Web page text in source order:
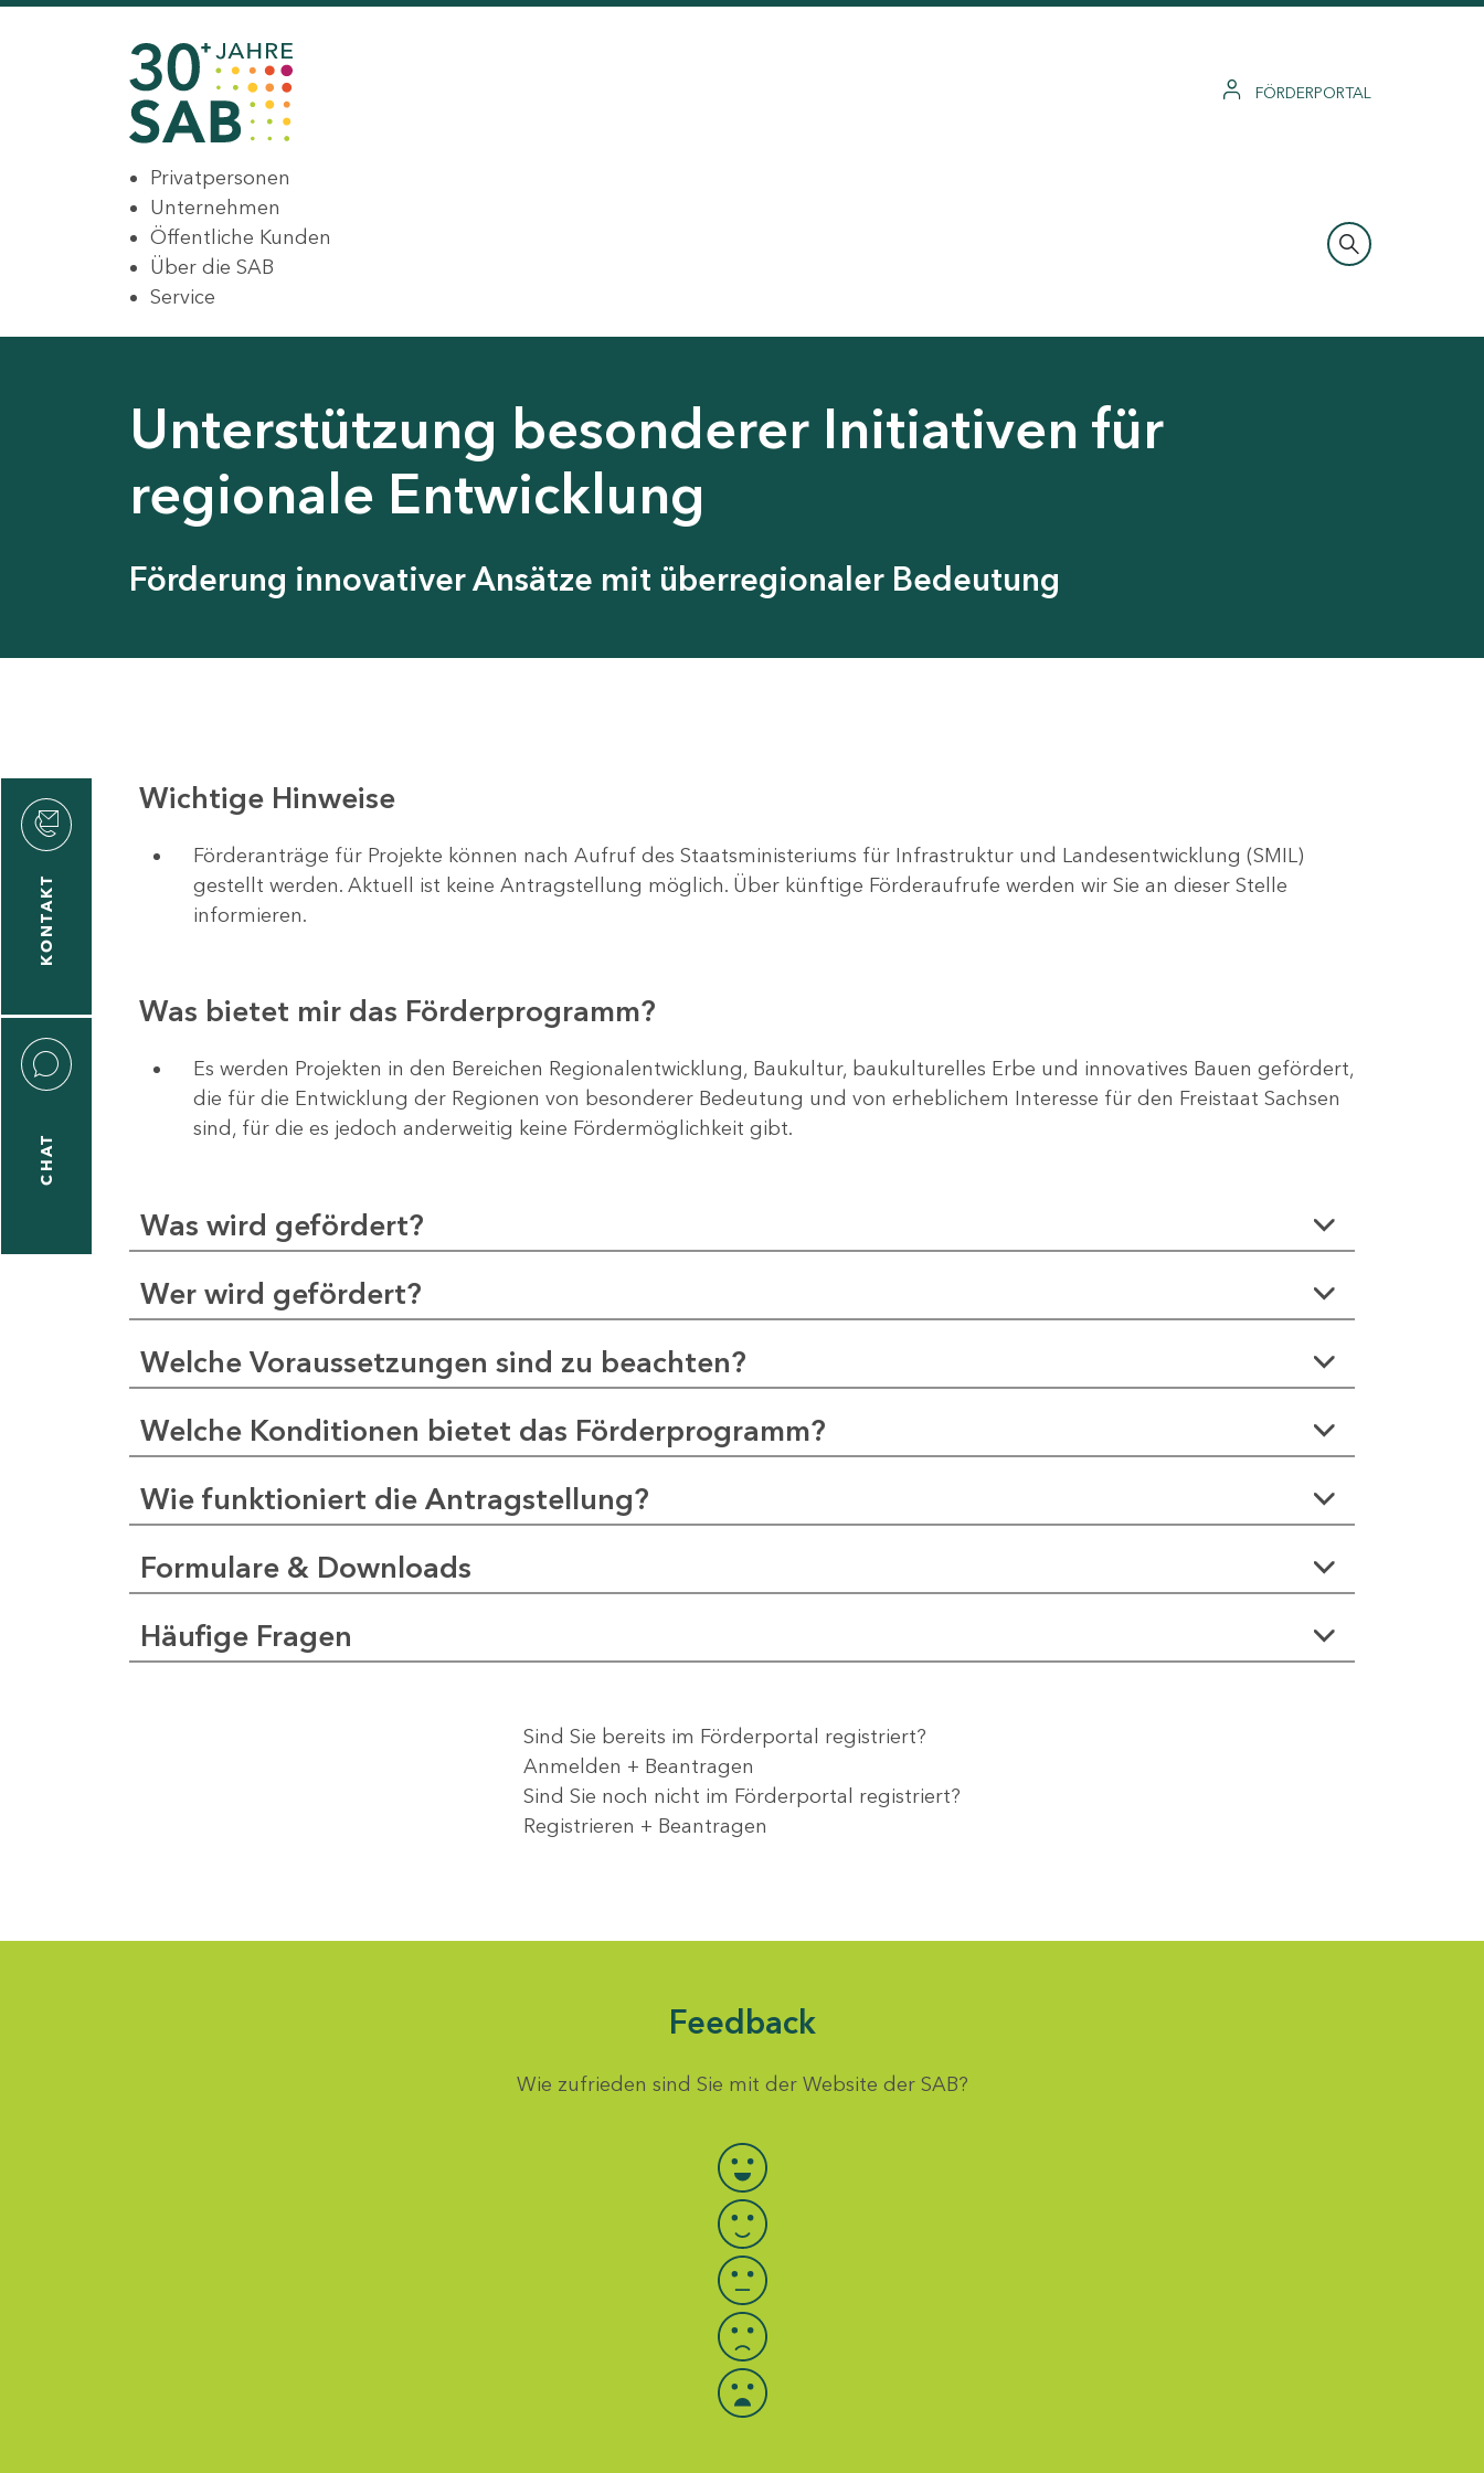
FÖRDERPORTAL
Privatpersonen
Unternehmen
Öffentliche Kunden
Über die SAB
Service
Unterstützung besonderer Initiativen für
regionale Entwicklung
Förderung innovativer Ansätze mit überregionaler Bedeutung
KONTAKT
CHAT
Wichtige Hinweise
Förderanträge für Projekte können nach Aufruf des Staatsministeriums für Infrastruktur und Landesentwicklung (SMIL)
gestellt werden. Aktuell ist keine Antragstellung möglich. Über künftige Förderaufrufe werden wir Sie an dieser Stelle
informieren.
Was bietet mir das Förderprogramm?
Es werden Projekten in den Bereichen Regionalentwicklung, Baukultur, baukulturelles Erbe und innovatives Bauen gefördert,
die für die Entwicklung der Regionen von besonderer Bedeutung und von erheblichem Interesse für den Freistaat Sachsen
sind, für die es jedoch anderweitig keine Fördermöglichkeit gibt.
Was wird gefördert?
Wer wird gefördert?
Welche Voraussetzungen sind zu beachten?
Welche Konditionen bietet das Förderprogramm?
Wie funktioniert die Antragstellung?
Formulare & Downloads
Häufige Fragen
Sind Sie bereits im Förderportal registriert?
Anmelden + Beantragen
Sind Sie noch nicht im Förderportal registriert?
Registrieren + Beantragen
Feedback
Wie zufrieden sind Sie mit der Website der SAB?
Bewertung auswählen